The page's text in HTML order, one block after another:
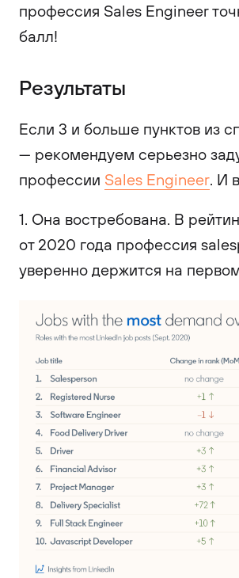
профессия Sales Engineer
балл!
Результаты
Если 3 и больше пунктов из
— рекомендуем серьезно
профессии Sales Engineer. И
1. Она востребована. В
от 2020 года профессия
уверенно держится на